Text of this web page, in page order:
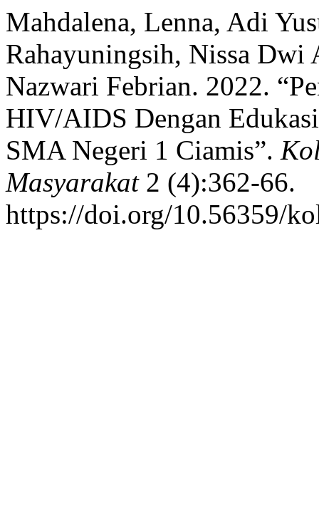
Mahdalena, Lenna, Adi
Rahayuningsih, Nissa Dwi
Nazwari Febrian. 2022.
HIV/AIDS Dengan
SMA Negeri 1 Ciamis”.
Masyarakat2 (4):362-66.
https://doi.org/10.56359/